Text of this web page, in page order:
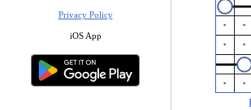
Privacy Policy
iOS App